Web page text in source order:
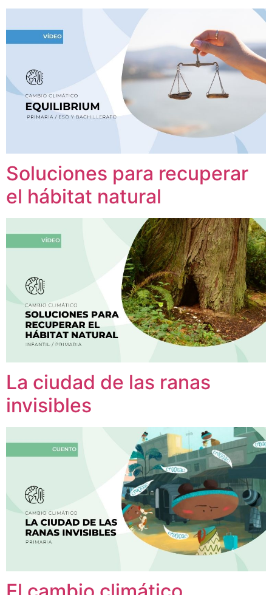
Soluciones para recuperar
el hábitat natural
La ciudad de las ranas
invisibles